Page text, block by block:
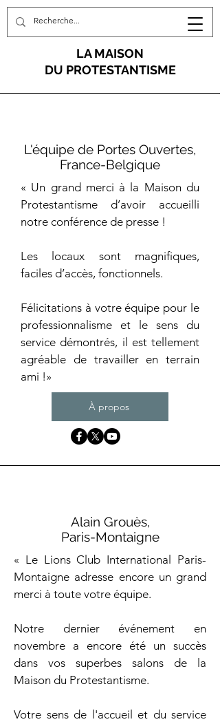
LA MAISON
DU PROTESTANTISME
L'équipe de Portes Ouvertes,
France-Belgique
« Un grand merci à la Maison du
Protestantisme d’avoir accueilli
notre conférence de presse !
Les locaux sont magnifiques,
faciles d’accès, fonctionnels.
Félicitations à votre équipe pour le
professionnalisme et le sens du
service démontrés, il est tellement
agréable de travailler en terrain
ami !»
À propos
Alain Grouès,
Paris-Montaigne
« Le Lions Club International Paris-
Montaigne adresse encore un grand
merci à toute votre équipe.
Notre dernier événement en
novembre a encore été un succès
dans vos superbes salons de la
Maison du Protestantisme.
Votre sens de l'accueil et du service